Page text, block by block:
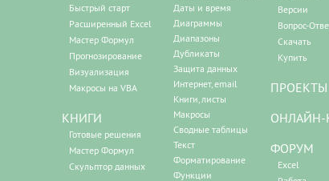
Быстрый старт
Расширенный Excel
Мастер Формул
Прогнозирование
Визуализация
Макросы на VBA
КНИГИ
Готовые решения
Мастер Формул
Скульптор данных
Даты и время
Диаграммы
Диапазоны
Дубликаты
Защита данных
Интернет, email
Книги, листы
Макросы
Сводные таблицы
Текст
Форматирование
Функции
Версии
Вопрос-
Скачать
Купить
ПРОЕКТЫ
ОНЛАЙН-
ФОРУМ
Excel